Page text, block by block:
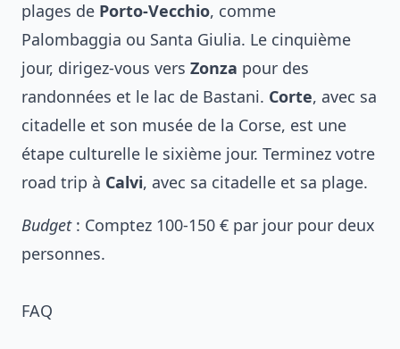
plages de Porto-Vecchio, comme
Palombaggia ou Santa Giulia. Le cinquième
jour, dirigez-vous vers Zonza pour des
randonnées et le lac de Bastani. Corte, avec sa
citadelle et son musée de la Corse, est une
étape culturelle le sixième jour. Terminez votre
road trip à Calvi, avec sa citadelle et sa plage.
Budget: Comptez 100-150 € par jour pour deux
personnes.
FAQ